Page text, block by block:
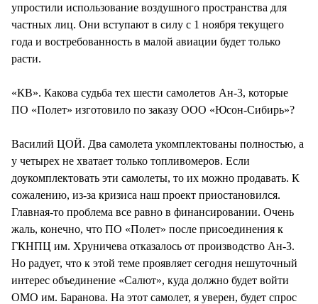
упростили использование воздушного пространства для
частных лиц. Они вступают в силу с 1 ноября текущего
года и востребованность в малой авиации будет только
расти.
«КВ». Какова судьба тех шести самолетов Ан-3, которые
ПО «Полет» изготовило по заказу ООО «Юсон-Сибирь»?
Василий ЦОЙ. Два самолета укомплектованы полностью, а
у четырех не хватает только топливомеров. Если
доукомплектовать эти самолеты, то их можно продавать. К
сожалению, из-за кризиса наш проект приостановился.
Главная-то проблема все равно в финансировании. Очень
жаль, конечно, что ПО «Полет» после присоединения к
ГКНПЦ им. Хруничева отказалось от производство Ан-3.
Но радует, что к этой теме проявляет сегодня нешуточный
интерес объединение «Салют», куда должно будет войти
ОМО им. Баранова. На этот самолет, я уверен, будет спрос